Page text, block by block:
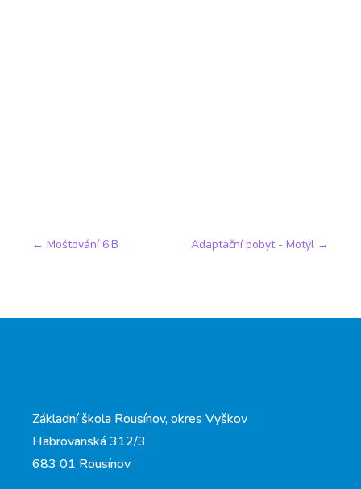
← Moštování 6.B Adaptační pobyt - Motýl →
Základní škola Rousínov, okres Vyškov
Habrovanská 312/3
683 01 Rousínov